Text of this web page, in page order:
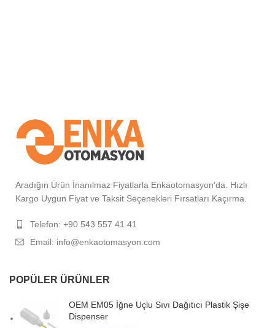
Aradığın Ürün İnanılmaz Fiyatlarla Enkaotomasyon'da. Hızlı
Kargo Uygun Fiyat ve Taksit Seçenekleri Fırsatları Kaçırma.
Telefon: +90 543 557 41 41
Email: info@enkaotomasyon.com
POPÜLER ÜRÜNLER
OEM EM05 İğne Uçlu Sıvı Dağıtıcı Plastik Şişe
Dispenser